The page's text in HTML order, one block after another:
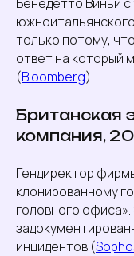
только потому,
ответ на который
(Bloomberg).
Британская
компания,
Гендиректор
клонированному
головного
инцидентов (